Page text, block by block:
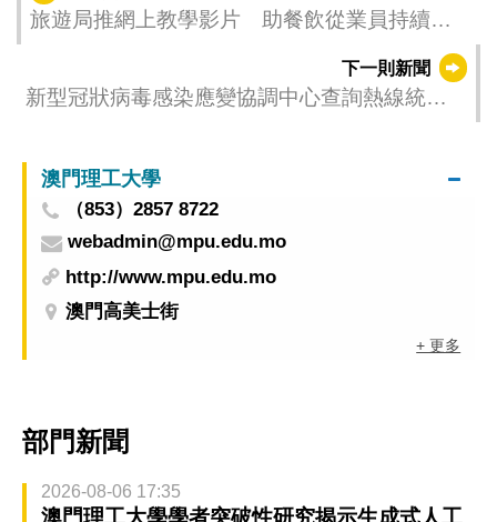
旅遊局推網上教學影片 助餐飲從業員持續進
下一則新聞
新型冠狀病毒感染應變協調中心查詢熱線統計
澳門理工大學
（853）2857 8722
webadmin@mpu.edu.mo
http://www.mpu.edu.mo
澳門高美士街
+ 更多
部門新聞
2026-08-06 17:35
澳門理工大學學者突破性研究揭示生成式人工